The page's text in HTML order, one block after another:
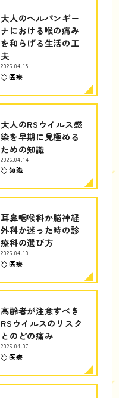
大人のヘルパンギー
ナにおける喉の痛み
を和らげる生活の工
夫
2026.04.15
医療
大人のRSウイルス感
染を早期に見極める
ための知識
2026.04.14
知識
耳鼻咽喉科か脳神経
外科か迷った時の診
療科の選び方
2026.04.10
医療
高齢者が注意すべき
RSウイルスのリスク
とのどの痛み
2026.04.07
医療